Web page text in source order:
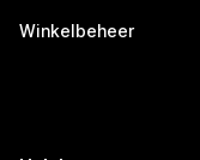
Winkelbeheer